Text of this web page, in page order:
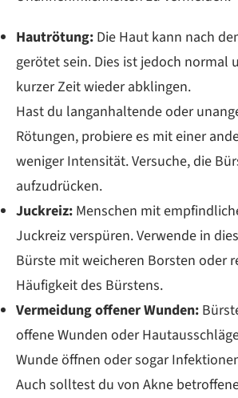
Hautrötung: Die Haut kann nach
gerötet sein. Dies ist jedoch normal
kurzer Zeit wieder abklingen.
Hast du langanhaltende oder
Rötungen, probiere es mit einer
weniger Intensität. Versuche, die
aufzudrücken.
Juckreiz: Menschen mit
Juckreiz verspüren. Verwende in
Bürste mit weicheren Borsten oder
Häufigkeit des Bürstens.
Vermeidung offener Wunden:
offene Wunden oder
Wunde öffnen oder sogar
Auch solltest du von Akne